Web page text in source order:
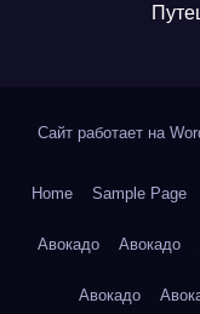
Сайт работает на
Home Sample Page
Авокадо Авокадо
Авокадо